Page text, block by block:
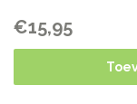
€15,95